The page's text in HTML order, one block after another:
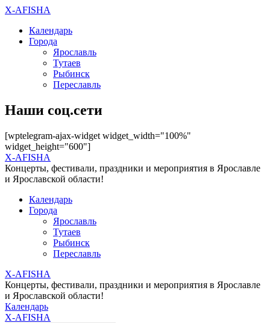
X-AFISHA
Календарь
Города
Ярославль
Тутаев
Рыбинск
Переславль
Наши соц.сети
[wptelegram-ajax-widget widget_width="100%"
widget_height="600"]
X-AFISHA
Концерты, фестивали, праздники и мероприятия в Ярославле
и Ярославской области!
Календарь
Города
Ярославль
Тутаев
Рыбинск
Переславль
X-AFISHA
Концерты, фестивали, праздники и мероприятия в Ярославле
и Ярославской области!
Календарь
X-AFISHA